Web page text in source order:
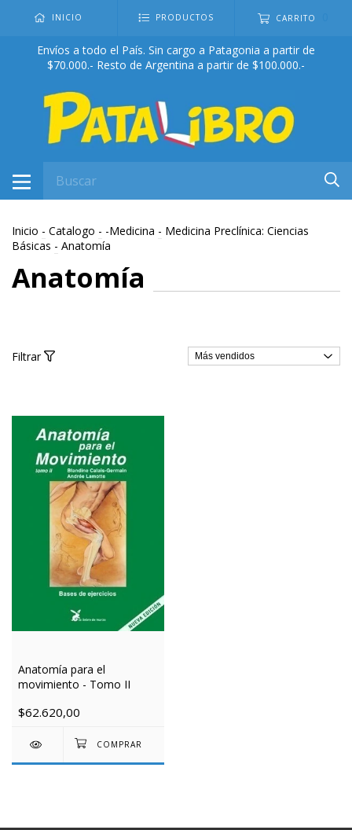
INICIO PRODUCTOS CARRITO
Envíos a todo el País. Sin cargo a Patagonia a partir de
$70.000.- Resto de Argentina a partir de $100.000.-
Inicio - Catalogo - -Medicina - Medicina Preclínica: Ciencias
Básicas - Anatomía
Anatomía
Filtrar
Anatomía para el
movimiento - Tomo II
$62.620,00